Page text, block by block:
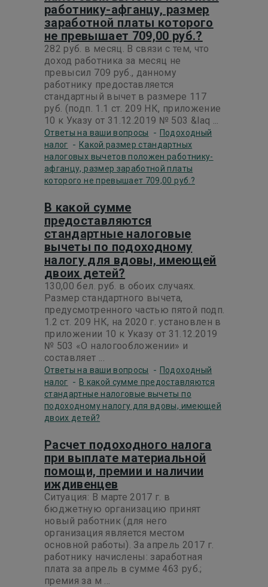
работнику-афганцу, размер
заработной платы которого
не превышает 709,00 руб.?
282 руб. в месяц. В связи с тем, что
доход работника за месяц не
превысил 709 руб., данному
работнику предоставляется
стандартный вычет в размере 117
руб. (подп. 1.1 ст. 209 НК, приложение
10 к Указу от 31.12.2019 № 503 &laq ...
Ответы на ваши вопросы - Подоходный
налог - Какой размер стандартных
налоговых вычетов положен работнику-
афганцу, размер заработной платы
которого не превышает 709,00 руб.?
В какой сумме
предоставляются
стандартные налоговые
вычеты по подоходному
налогу для вдовы, имеющей
двоих детей?
130,00 бел. руб. в обоих случаях.
Размер стандартного вычета,
предусмотренного частью пятой подп.
1.2 ст. 209 НК, на 2020 г. установлен в
приложении 10 к Указу от 31.12.2019
№ 503 «О налогообложении» и
составляет ...
Ответы на ваши вопросы - Подоходный
налог - В какой сумме предоставляются
стандартные налоговые вычеты по
подоходному налогу для вдовы, имеющей
двоих детей?
Расчет подоходного налога
при выплате материальной
помощи, премии и наличии
иждивенцев
Ситуация: В марте 2017 г. в
бюджетную организацию принят
новый работник (для него
организация является местом
основной работы). За апрель 2017 г.
работнику начислены: заработная
плата за апрель в сумме 463 руб.;
премия за м ...